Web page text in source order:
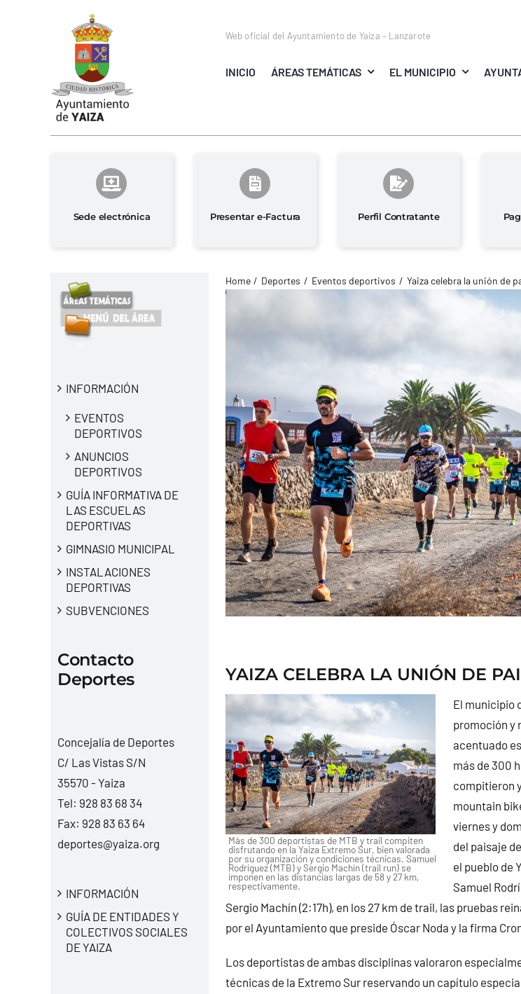
Web oficial del Ayuntamiento de Yaiza – Lanzarote
INICIO ÁREAS TEMÁTICAS EL MUNICIPIO
Sede electrónica Presentar e-Factura Perfil Contratante
INFORMACIÓN
EVENTOS
DEPORTIVOS
ANUNCIOS
DEPORTIVOS
GUÍA INFORMATIVA DE
LAS ESCUELAS
DEPORTIVAS
GIMNASIO MUNICIPAL
INSTALACIONES
DEPORTIVAS
SUBVENCIONES
Contacto
Deportes
Concejalía de Deportes
C/ Las Vistas S/N
35570 - Yaiza
Tel: 928 83 68 34
Fax: 928 83 63 64
deportes@yaiza.org
INFORMACIÓN
GUÍA DE ENTIDADES Y
COLECTIVOS SOCIALES
DE YAIZA
Home Deportes Eventos deportivos Yaiza celebra la unión de
YAIZA CELEBRA LA UNIÓN DE
Más de 300 deportistas de MTB y trail compiten
disfrutando en la Yaiza Extremo Sur, bien valorada
por su organización y condiciones técnicas. Samuel
Rodríguez (MTB) y Sergio Machín (trail run) se
imponen en las distancias largas de 58 y 27 km,
respectivamente.
El municipio
promoción y
acentuado
más de 300
compitieron
mountain
viernes y
del paisaje
el pueblo de
Samuel
Sergio Machín (2:17h), en los 27 km de trail, las pruebas
por el Ayuntamiento que preside Óscar Noda y la firma
Los deportistas de ambas disciplinas valoraron
técnicas de la Extremo Sur reservando un capítulo